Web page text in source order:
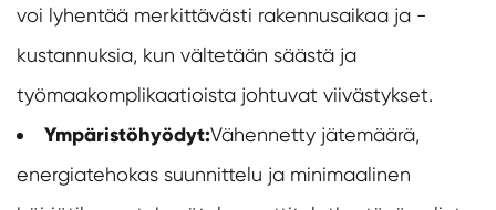
voi lyhentää merkittävästi rakennusaikaa ja -
kustannuksia, kun vältetään säästä ja
työmaakomplikaatioista johtuvat viivästykset.
Ympäristöhyödyt:Vähennetty jätemäärä,
energiatehokas suunnittelu ja minimaalinen